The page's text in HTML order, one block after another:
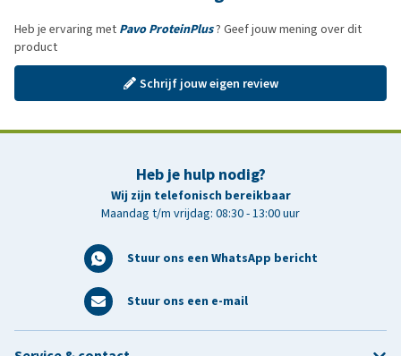
Heb je ervaring met Pavo ProteinPlus? Geef jouw mening over dit
product
Schrijf jouw eigen review
Heb je hulp nodig?
Wij zijn telefonisch bereikbaar
Maandag t/m vrijdag: 08:30 - 13:00 uur
Stuur ons een WhatsApp bericht
Stuur ons een e-mail